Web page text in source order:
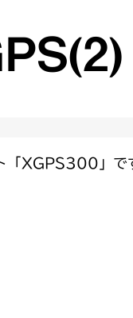
XGPS300」で